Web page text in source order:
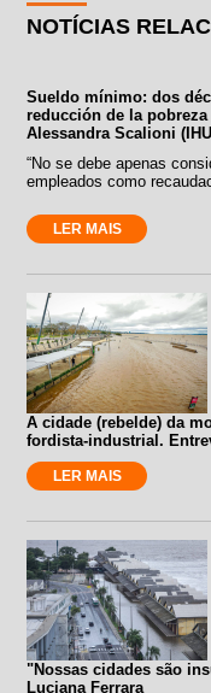
NOTÍCIAS
Sueldo mínimo: dos
reducción de la
Alessandra Scalioni
“No se debe apenas
empleados como
LER MAIS
A cidade (rebelde) da
fordista-industrial.
LER MAIS
"Nossas cidades são
Luciana Ferrara